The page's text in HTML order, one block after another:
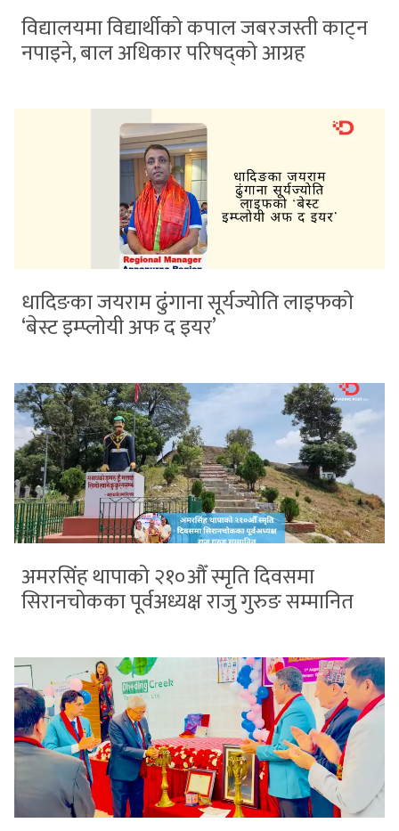
विद्यालयमा विद्यार्थीको कपाल जबरजस्ती काट्न
नपाइने, बाल अधिकार परिषद्को आग्रह
धादिङका जयराम ढुंगाना सूर्यज्योति लाइफको
‘बेस्ट इम्प्लोयी अफ द इयर’
अमरसिंह थापाको २१०औँ स्मृति दिवसमा
सिरानचोकका पूर्वअध्यक्ष राजु गुरुङ सम्मानित